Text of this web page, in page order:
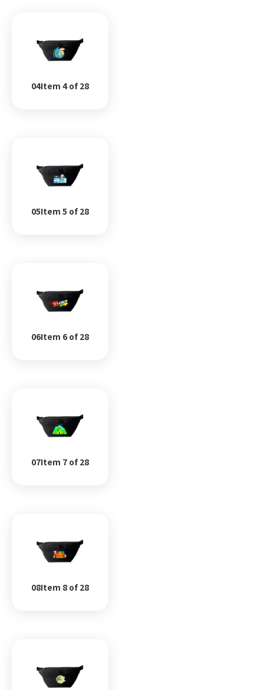
04Item 4 of 28
05Item 5 of 28
06Item 6 of 28
07Item 7 of 28
08Item 8 of 28